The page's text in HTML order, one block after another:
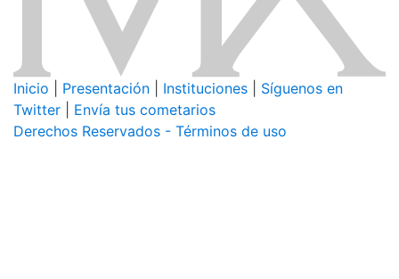
Inicio Presentación Instituciones
Síguenos en
Twitter
Envía tus cometarios
Derechos Reservados - Términos de uso